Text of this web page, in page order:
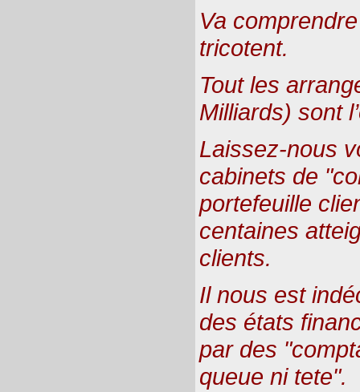
Va
tricotent.
Tout les
Milliards) sont
Laissez-nous
cabinets de
portefeuille
centaines
clients.
Il nous est
des états
par des
queue ni tete".